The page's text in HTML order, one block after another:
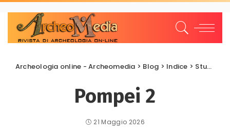
Archeologia online - Archeomedia > Blog > Indice > Studi e Ricerche
Pompei 2
21 Maggio 2026